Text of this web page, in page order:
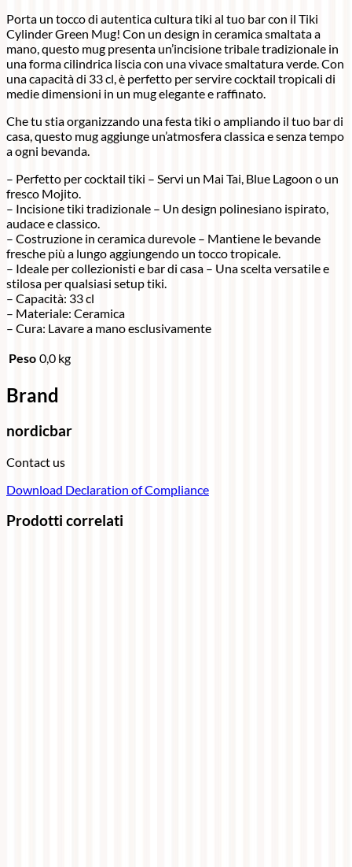
Porta un tocco di autentica cultura tiki al tuo bar con il Tiki
Cylinder Green Mug! Con un design in ceramica smaltata a
mano, questo mug presenta un’incisione tribale tradizionale in
una forma cilindrica liscia con una vivace smaltatura verde. Con
una capacità di 33 cl, è perfetto per servire cocktail tropicali di
medie dimensioni in un mug elegante e raffinato.
Che tu stia organizzando una festa tiki o ampliando il tuo bar di
casa, questo mug aggiunge un’atmosfera classica e senza tempo
a ogni bevanda.
– Perfetto per cocktail tiki – Servi un Mai Tai, Blue Lagoon o un
fresco Mojito.
– Incisione tiki tradizionale – Un design polinesiano ispirato,
audace e classico.
– Costruzione in ceramica durevole – Mantiene le bevande
fresche più a lungo aggiungendo un tocco tropicale.
– Ideale per collezionisti e bar di casa – Una scelta versatile e
stilosa per qualsiasi setup tiki.
– Capacità: 33 cl
– Materiale: Ceramica
– Cura: Lavare a mano esclusivamente
Peso 0,0 kg
Brand
nordicbar
Contact us
Download Declaration of Compliance
Prodotti correlati